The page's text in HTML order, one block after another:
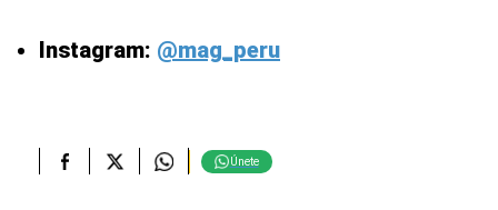
Instagram: @mag_peru
Únete